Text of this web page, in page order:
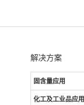
解决方案
固含量应用
化工及工业品应用